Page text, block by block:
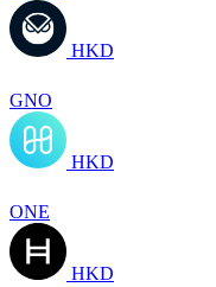
HKD
GNO
HKD
ONE
HKD